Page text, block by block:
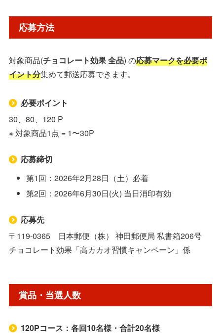
賞品・当選人数
対象商品
応募先・詳細
応募方法
対象商品(チョコレート効果 全品) の応募マークを必要ポ
イント分集めて郵送応募できます。
必要ポイント
30、80、120 P
※ 対象商品1点 = 1〜30P
応募締切
第1回：2026年2月28日（土）必着
第2回：2026年6月30日(火) 当日消印有効
応募先
〒119-0365 日本郵便（株） 神田郵便局 私書箱206号
チョコレート効果「高カカオ習慣キャンペーン」係
賞品・当選人数
120Pコース：各回10名様・合計20名様